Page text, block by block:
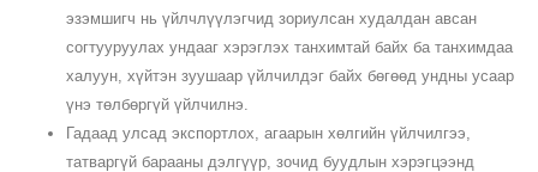
эзэмшигч нь үйлчлүүлэгчид зориулсан худалдан авсан
согтууруулах ундааг хэрэглэх танхимтай байх ба танхимдаа
халуун, хүйтэн зуушаар үйлчилдэг байх бөгөөд ундны усаар
үнэ төлбөргүй үйлчилнэ.
Гадаад улсад экспортлох, агаарын хөлгийн үйлчилгээ,
татваргүй барааны дэлгүүр, зочид буудлын хэрэгцээнд